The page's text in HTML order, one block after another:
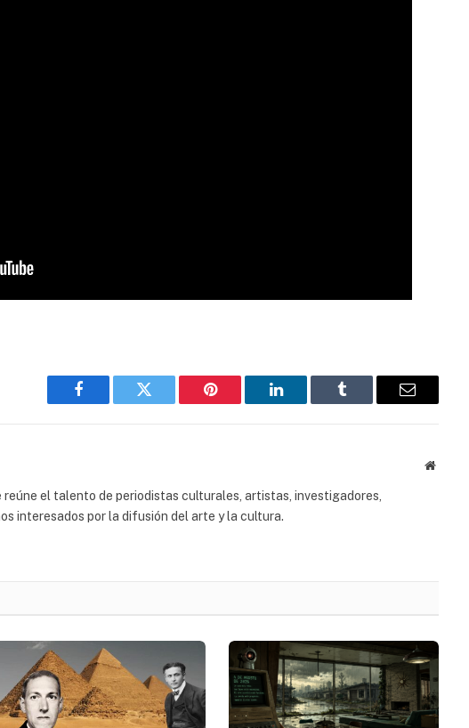
Facebook Twitter Pinterest LinkedIn Tumblr Email
Website
reúne el talento de periodistas culturales, artistas, investigadores,
interesados por la difusión del arte y la cultura.